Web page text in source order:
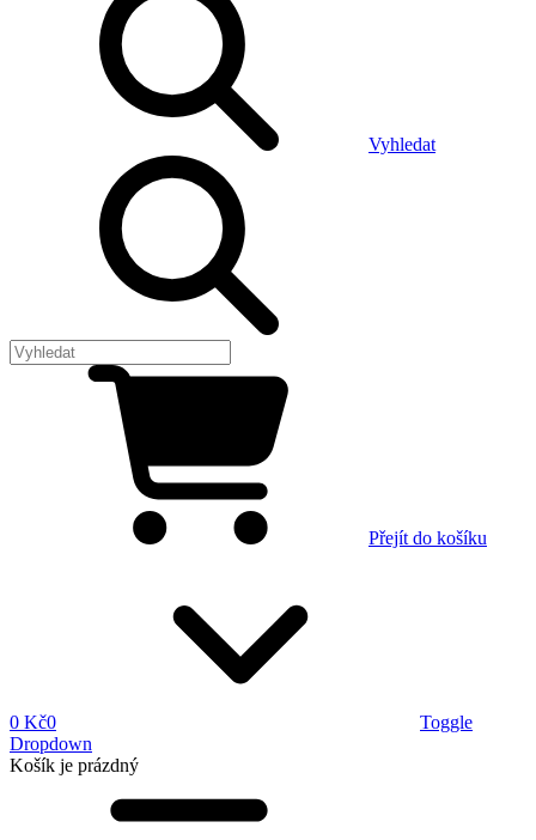
Vyhledat
Přejít do košíku
0 Kč0
Toggle
Dropdown
Košík je prázdný